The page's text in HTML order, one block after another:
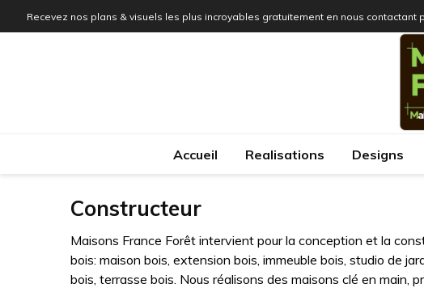
Recevez nos plans & visuels les plus incroyables gratuitement en nous contactant
Accueil Realisations Designs
Constructeur
Maisons France Forêt intervient pour la conception et la
bois: maison bois, extension bois, immeuble bois, studio de
bois, terrasse bois. Nous réalisons des maisons clé en main,